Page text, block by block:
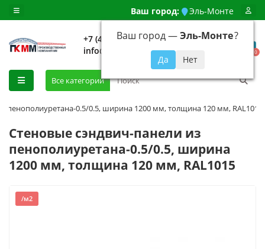
Ваш город: Эль-Монте
Ваш город —Эль-Монте?
+7 (499) 648-92-94
info@evroshtaketnikmoskva.ru
0
Все категории
пенополиуретана-0.5/0.5, ширина 1200 мм, толщина 120 мм, RAL1015
Стеновые сэндвич-панели из
пенополиуретана-0.5/0.5, ширина
1200 мм, толщина 120 мм, RAL1015
/м2